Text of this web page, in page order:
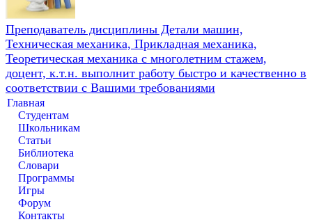
Преподаватель дисциплины Детали машин,
Техническая механика, Прикладная механика,
Теоретическая механика с многолетним стажем,
доцент, к.т.н. выполнит работу быстро и качественно в
соответствии с Вашими требованиями
Главная
Студентам
Школьникам
Статьи
Библиотека
Словари
Программы
Игры
Форум
Контакты